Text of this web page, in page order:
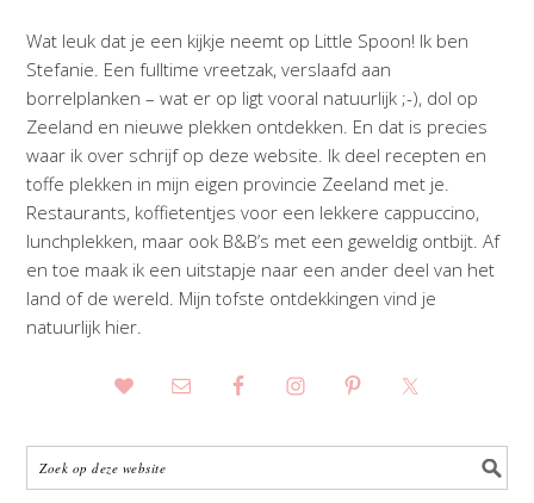
Wat leuk dat je een kijkje neemt op Little Spoon! Ik ben
Stefanie. Een fulltime vreetzak, verslaafd aan
borrelplanken – wat er op ligt vooral natuurlijk ;-), dol op
Zeeland en nieuwe plekken ontdekken. En dat is precies
waar ik over schrijf op deze website. Ik deel recepten en
toffe plekken in mijn eigen provincie Zeeland met je.
Restaurants, koffietentjes voor een lekkere cappuccino,
lunchplekken, maar ook B&B’s met een geweldig ontbijt. Af
en toe maak ik een uitstapje naar een ander deel van het
land of de wereld. Mijn tofste ontdekkingen vind je
natuurlijk hier.